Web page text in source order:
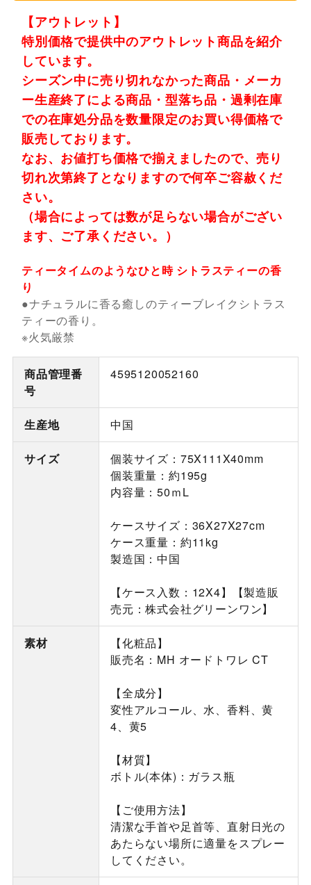
【アウトレット】
特別価格で提供中のアウトレット商品を紹介
しています。
シーズン中に売り切れなかった商品・メーカ
ー生産終了による商品・型落ち品・過剰在庫
での在庫処分品を数量限定のお買い得価格で
販売しております。
なお、お値打ち価格で揃えましたので、売り
切れ次第終了となりますので何卒ご容赦くだ
さい。
（場合によっては数が足らない場合がござい
ます、ご了承ください。）
ティータイムのようなひと時 シトラスティーの香
り
●ナチュラルに香る癒しのティーブレイクシトラス
ティーの香り。
※火気厳禁
商品管理番
号
4595120052160
生産地 中国
サイズ
個装サイズ：75X111X40mm
個装重量：約195g
内容量：50ｍL
ケースサイズ：36X27X27cm
ケース重量：約11kg
製造国：中国
【ケース入数：12X4】【製造販
売元：株式会社グリーンワン】
素材
【化粧品】
販売名：MH オードトワレ CT
【全成分】
変性アルコール、水、香料、黄
4、黄5
【材質】
ボトル(本体)：ガラス瓶
【ご使用方法】
清潔な手首や足首等、直射日光の
あたらない場所に適量をスプレー
してください。